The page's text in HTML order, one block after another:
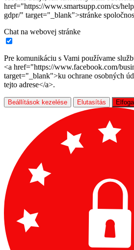
href="https://www.smartsupp.com/cs/
gdpr/" target="_blank">stránke
Chat na webovej stránke
Pre komunikáciu s Vami používame
<a href="https://www.facebook.com/
target="_blank">ku ochrane osobných
tejto adrese</a>.
Beállítások kezelése Elutasítás